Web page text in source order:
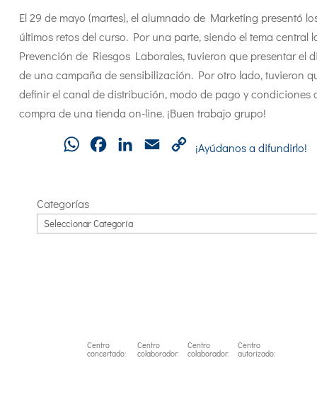
El 29 de mayo (martes), el alumnado de Marketing presentó
últimos retos del curso. Por una parte, siendo el tema central
Prevención de Riesgos Laborales, tuvieron que presentar el
de una campaña de sensibilización. Por otro lado, tuvieron
definir el canal de distribución, modo de pago y condiciones
compra de una tienda on-line. ¡Buen trabajo grupo!
WhatsAppFacebookLinkedInEmail
Copy
¡Ayúdanos a difundirlo!
Categorías
Centro
concertado:
Centro
colaborador:
Centro
colaborador:
Centro
autorizado: